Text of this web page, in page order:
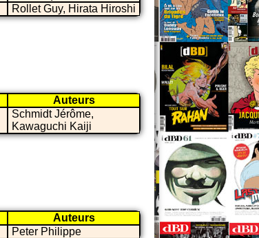
Rollet Guy, Hirata Hiroshi
Auteurs
Schmidt Jérôme,
Kawaguchi Kaiji
Auteurs
Peter Philippe